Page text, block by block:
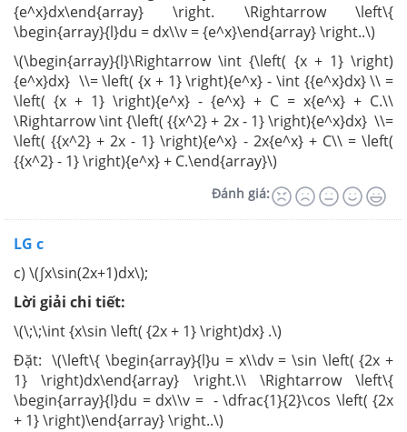
{e^x}dx\end{array} \right. \Rightarrow \left\{
\begin{array}{l}du = dx\\v = {e^x}\end{array} \right..\)
\(\begin{array}{l}\Rightarrow \int {\left( {x + 1} \right)
{e^x}dx} \\= \left( {x + 1} \right){e^x} - \int {{e^x}dx} \\ =
\left( {x + 1} \right){e^x} - {e^x} + C = x{e^x} + C.\\
\Rightarrow \int {\left( {{x^2} + 2x - 1} \right){e^x}dx} \\=
\left( {{x^2} + 2x - 1} \right){e^x} - 2x{e^x} + C\\ = \left(
{{x^2} - 1} \right){e^x} + C.\end{array}\)
Đánh giá:
LG c
c) \(∫x\sin(2x+1)dx\);
Lời giải chi tiết:
\(\;\;\int {x\sin \left( {2x + 1} \right)dx} .\)
Đặt: \(\left\{ \begin{array}{l}u = x\\dv = \sin \left( {2x +
1} \right)dx\end{array} \right.\\ \Rightarrow \left\{
\begin{array}{l}du = dx\\v = - \dfrac{1}{2}\cos \left( {2x
+ 1} \right)\end{array} \right..\)